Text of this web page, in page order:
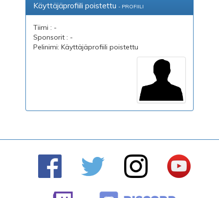
Käyttäjäprofiili poistettu - PROFIILI
Tiimi : -
Sponsorit : -
Pelinimi: Käyttäjäprofiili poistettu